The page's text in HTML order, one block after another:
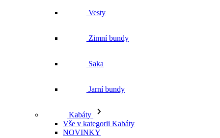
Vesty
Zimní bundy
Saka
Jarní bundy
Kabáty
Vše v kategorii Kabáty
NOVINKY